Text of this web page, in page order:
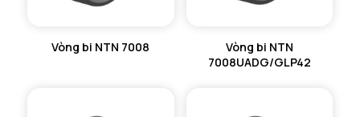
Vòng bi NTN 7008
Vòng bi NTN
7008UADG/GLP42